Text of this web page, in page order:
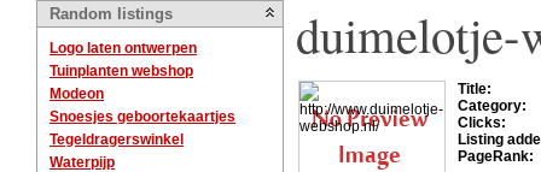
Random listings
Logo laten ontwerpen
Tuinplanten webshop
Modeon
Snoesjes geboortekaartjes
Tegeldragerswinkel
Waterpijp
duimelotje-
Title:
Category:
Clicks:
Listing
PageRank: